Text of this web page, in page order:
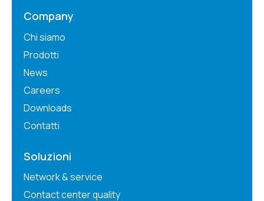
Company
Chi siamo
Prodotti
News
Careers
Downloads
Contatti
Soluzioni
Network & service
Contact center quality